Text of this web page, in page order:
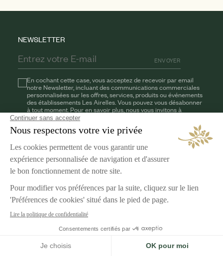
MENTIONS LÉGALES
Conditions générales
Protection des données
AIRELLES
Nos engagements
Carrière
NEWSLETTER
ENVOYER
En cochant cette case, vous acceptez de recevoir par email
notre Newsletter, incluant des communications commerciales
personnalisées sur les offres, services, produits ou événements
des établissements Les Airelles. Vous pouvez vous désabonner
à tout moment. Pour en savoir plus, nous vous invitons à
consulter notrepolitique de confidentialité.